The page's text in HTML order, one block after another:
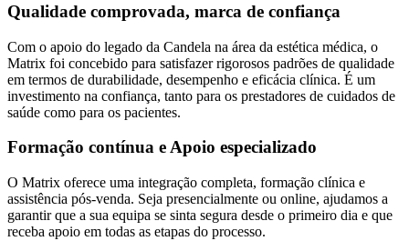
Qualidade comprovada, marca de confiança
Com o apoio do legado da Candela na área da estética médica, o
Matrix foi concebido para satisfazer rigorosos padrões de qualidade
em termos de durabilidade, desempenho e eficácia clínica. É um
investimento na confiança, tanto para os prestadores de cuidados de
saúde como para os pacientes.
Formação contínua e Apoio especializado
O Matrix oferece uma integração completa, formação clínica e
assistência pós-venda. Seja presencialmente ou online, ajudamos a
garantir que a sua equipa se sinta segura desde o primeiro dia e que
receba apoio em todas as etapas do processo.